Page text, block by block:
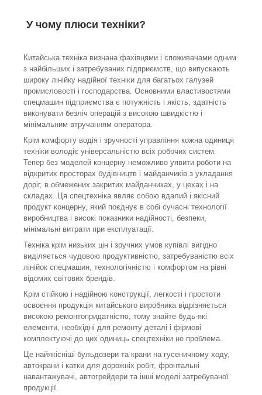
У чому плюси техніки?
Китайська техніка визнана фахівцями і споживачами одним
з найбільших і затребуваних підприємств, що випускають
широку лінійку надійної техніки для багатьох галузей
промисловості і господарства. Основними властивостями
спецмашин підприємства є потужність і якість, здатність
виконувати безліч операцій з високою швидкістю і
мінімальним втручанням оператора.
Крім комфорту водія і зручності управління кожна одиниця
техніки володіє універсальністю всіх робочих систем.
Тепер без моделей концерну неможливо уявити роботи на
відкритих просторах будівництв і майданчиків з укладання
доріг, в обмежених закритих майданчиках, у цехах і на
складах. Ця спецтехніка являє собою вдалий і якісний
продукт концерну, який поєднує в собі сучасні технології
виробництва і високі показники надійності, безпеки,
мінімальні витрати при експлуатації.
Техніка крім низьких цін і зручних умов купівлі вигідно
виділяється чудовою продуктивністю, затребуваністю всіх
лінійок спецмашин, технологічністю і комфортом на рівні
відомих світових брендів.
Крім стійкою і надійною конструкції, легкості і простоти
освоєння продукція китайського виробника відрізняється
високою ремонтопридатністю, тому знайте будь-які
елементи, необхідні для ремонту деталі і фірмові
комплектуючі до цих одиниць спецтехніки не проблема.
Це найякісніші бульдозери та крани на гусеничному ходу,
автокрани і катки для дорожніх робіт, фронтальні
навантажувачі, автогрейдери та інші моделі затребуваної
продукції.